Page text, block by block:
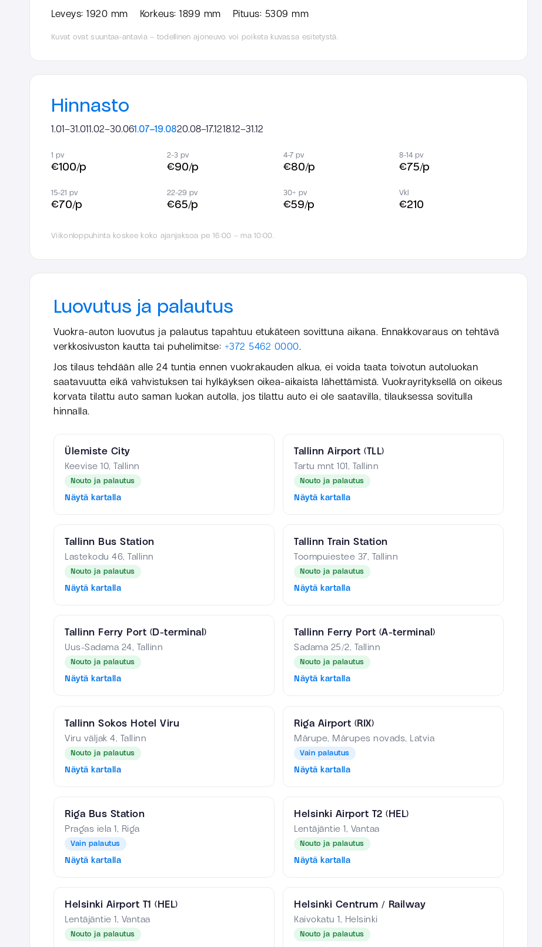
Leveys: 1920 mm Korkeus: 1899 mm Pituus: 5309 mm
Kuvat ovat suuntaa-antavia – todellinen ajoneuvo voi poiketa kuvassa esitetystä.
Hinnasto
1.01–31.011.02–30.061.07–19.0820.08–17.1218.12–31.12
1 pv
€100/p
2-3 pv
€90/p
4-7 pv
€80/p
8-14 pv
€75/p
15-21 pv
€70/p
22-29 pv
€65/p
30+ pv
€59/p
Vkl
€210
Viikonloppuhinta koskee koko ajanjaksoa pe 16:00 – ma 10:00.
Luovutus ja palautus
Vuokra-auton luovutus ja palautus tapahtuu etukäteen sovittuna aikana. Ennakkovaraus on tehtävä
verkkosivuston kautta tai puhelimitse: +372 5462 0000
Jos tilaus tehdään alle 24 tuntia ennen vuokrakauden alkua, ei voida taata toivotun autoluokan
saatavuutta eikä vahvistuksen tai hylkäyksen oikea-aikaista lähettämistä. Vuokrayrityksellä on oikeus
korvata tilattu auto saman luokan autolla, jos tilattu auto ei ole saatavilla, tilauksessa sovitulla
hinnalla.
Ülemiste City
Keevise 10, Tallinn
Nouto ja palautus
Näytä kartalla
Tallinn Airport (TLL)
Tartu mnt 101, Tallinn
Nouto ja palautus
Näytä kartalla
Tallinn Bus Station
Lastekodu 46, Tallinn
Nouto ja palautus
Näytä kartalla
Tallinn Train Station
Toompuiestee 37, Tallinn
Nouto ja palautus
Näytä kartalla
Tallinn Ferry Port (D-terminal)
Uus-Sadama 24, Tallinn
Nouto ja palautus
Näytä kartalla
Tallinn Ferry Port (A-terminal)
Sadama 25/2, Tallinn
Nouto ja palautus
Näytä kartalla
Tallinn Sokos Hotel Viru
Viru väljak 4, Tallinn
Nouto ja palautus
Näytä kartalla
Riga Airport (RIX)
Mārupe, Mārupes novads, Latvia
Vain palautus
Näytä kartalla
Riga Bus Station
Pragas iela 1, Riga
Vain palautus
Näytä kartalla
Helsinki Airport T2 (HEL)
Lentäjäntie 1, Vantaa
Nouto ja palautus
Näytä kartalla
Helsinki Airport T1 (HEL)
Lentäjäntie 1, Vantaa
Nouto ja palautus
Helsinki Centrum / Railway
Kaivokatu 1, Helsinki
Nouto ja palautus